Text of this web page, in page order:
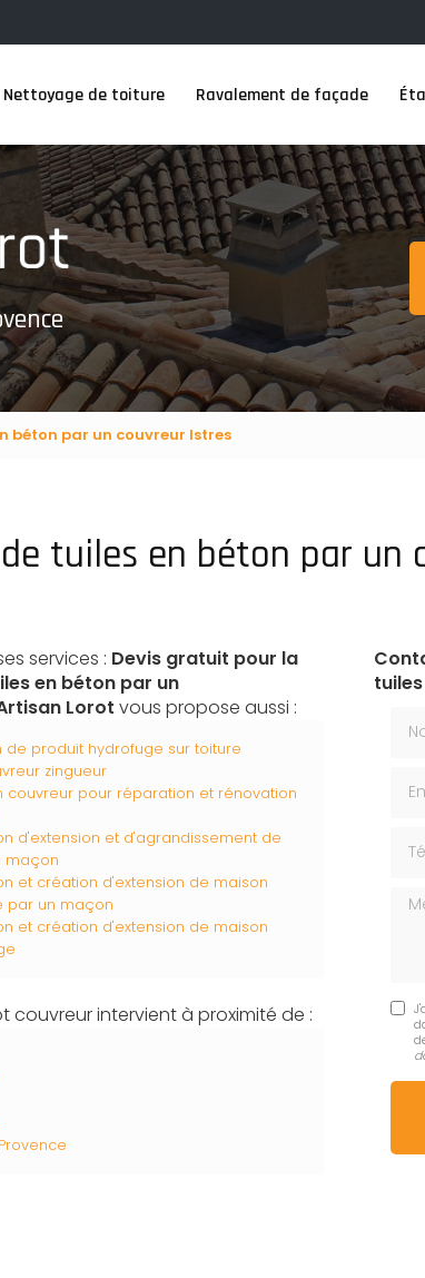
Nettoyage de toiture Ravalement de façade
béton par un couvreur Istres
tuiles en béton par un
services : Devis gratuit pour la
en béton par un
Lorot vous propose aussi :
de produit hydrofuge sur toiture
zingueur
couvreur pour réparation et rénovation
d'extension et d'agrandissement de
maçon
et création d'extension de maison
par un maçon
et création d'extension de maison
couvreur intervient à proximité de :